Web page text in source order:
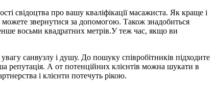
свідоцтва про вашу кваліфікації масажиста. Як краще і
звернутися за допомогою. Також знадобиться
восьми квадратних метрів.У теж час, якщо ви
санвузлу і душу. До пошуку співробітників підходите
репутація. А от потенційних клієнтів можна шукати в
і клієнти потечуть рікою.